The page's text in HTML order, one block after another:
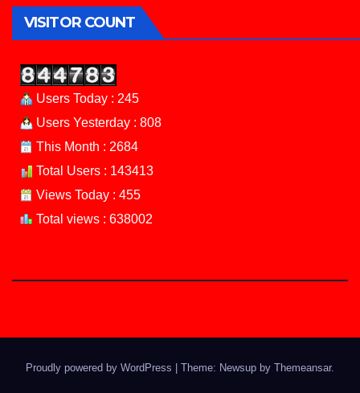
VISITOR COUNT
Users Today : 245
Users Yesterday : 808
This Month : 2684
Total Users : 143413
Views Today : 455
Total views : 638002
Proudly powered by WordPress | Theme: Newsup by Themeansar.